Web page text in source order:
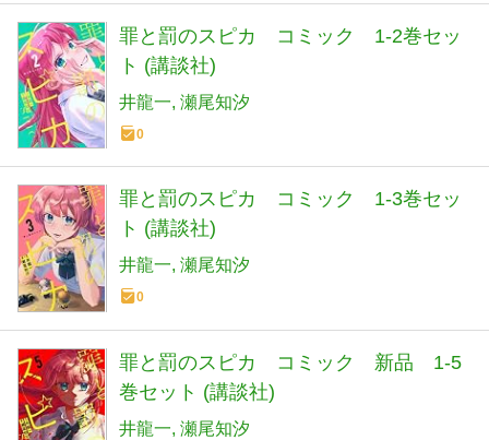
罪と罰のスピカ コミック 1-2巻セッ
ト (講談社)
井龍一 瀬尾知汐
0
罪と罰のスピカ コミック 1-3巻セッ
ト (講談社)
井龍一 瀬尾知汐
0
罪と罰のスピカ コミック 新品 1-5
巻セット (講談社)
井龍一 瀬尾知汐